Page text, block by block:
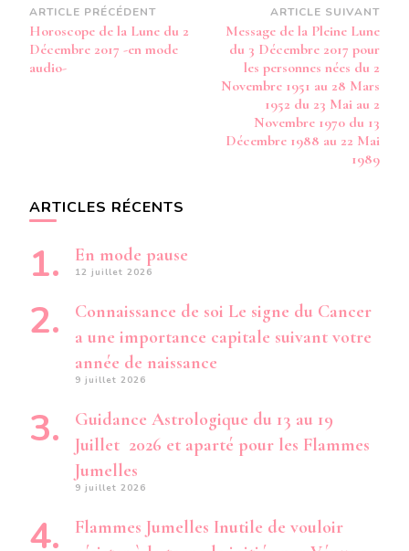
Navigation
d’article
ARTICLE PRÉCÉDENT
Horoscope de la Lune du 2
Décembre 2017 -en mode
audio-
ARTICLE SUIVANT
Message de la Pleine Lune
du 3 Décembre 2017 pour
les personnes nées du 2
Novembre 1951 au 28 Mars
1952 du 23 Mai au 2
Novembre 1970 du 13
Décembre 1988 au 22 Mai
1989
ARTICLES RÉCENTS
En mode pause
12 juillet 2026
Connaissance de soi Le signe du Cancer
a une importance capitale suivant votre
année de naissance
9 juillet 2026
Guidance Astrologique du 13 au 19
Juillet 2026 et aparté pour les Flammes
Jumelles
9 juillet 2026
Flammes Jumelles Inutile de vouloir